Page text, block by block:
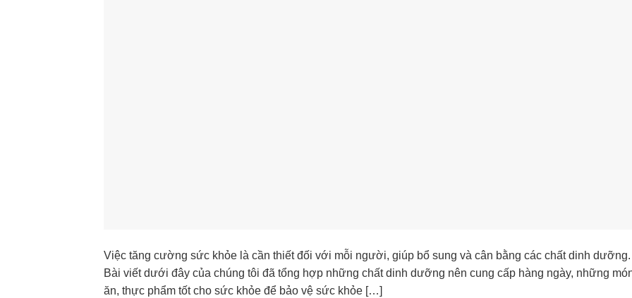
Việc tăng cường sức khỏe là cần thiết đối với mỗi người, giúp bổ sung và cân bằng các chất dinh dưỡng.
Bài viết dưới đây của chúng tôi đã tổng hợp những chất dinh dưỡng nên cung cấp hàng ngày, những
ăn, thực phẩm tốt cho sức khỏe để bảo vệ sức khỏe […]